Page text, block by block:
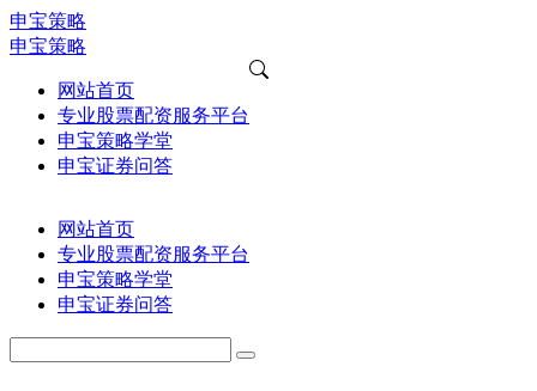
申宝策略
申宝策略
网站首页
专业股票配资服务平台
申宝策略学堂
申宝证券问答
网站首页
专业股票配资服务平台
申宝策略学堂
申宝证券问答